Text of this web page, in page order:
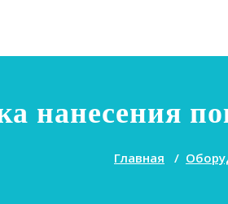
нанесения
Главная /